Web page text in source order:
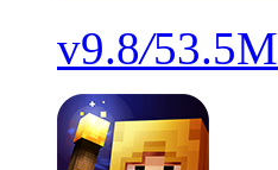
v9.8/53.5M